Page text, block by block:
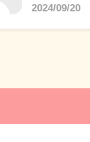
2024/09/20